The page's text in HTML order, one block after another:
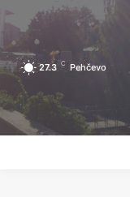
27.3 C Pehčevo